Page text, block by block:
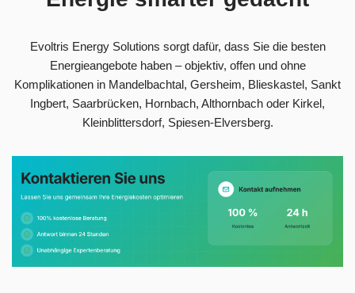
Evoltris Energy Solutions sorgt dafür, dass Sie die besten
Energieangebote haben – objektiv, offen und ohne
Komplikationen in Mandelbachtal, Gersheim, Blieskastel, Sankt
Ingbert, Saarbrücken, Hornbach, Althornbach oder Kirkel,
Kleinblittersdorf, Spiesen-Elversberg.